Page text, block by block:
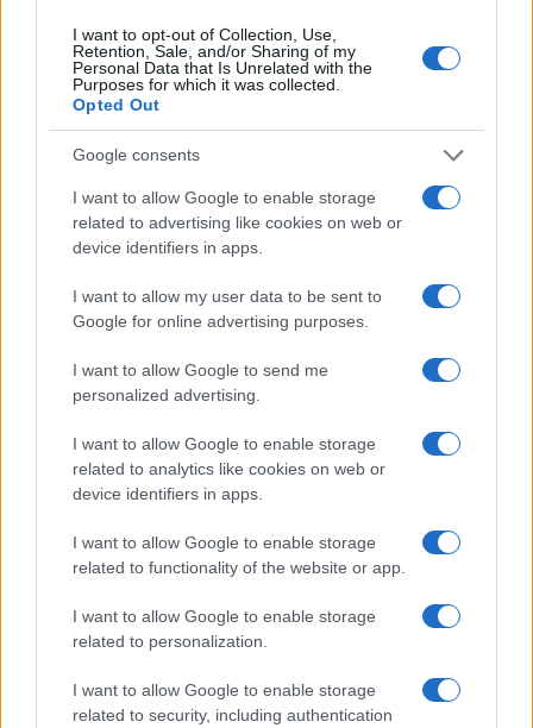
I want to opt-out of Collection, Use,
Retention, Sale, and/or Sharing of my
Personal Data that Is Unrelated with the
Purposes for which it was collected.
Opted Out
Google consents
I want to allow Google to enable storage
related to advertising like cookies on web or
device identifiers in apps.
I want to allow my user data to be sent to
Google for online advertising purposes.
I want to allow Google to send me
personalized advertising.
I want to allow Google to enable storage
related to analytics like cookies on web or
device identifiers in apps.
I want to allow Google to enable storage
related to functionality of the website or app.
I want to allow Google to enable storage
related to personalization.
I want to allow Google to enable storage
related to security, including authentication
NECROLOGIE
Mario Malu